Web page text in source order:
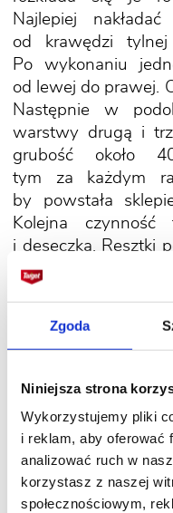
Zgoda
Niniejsza strona
Wykorzystujemy pliki
i reklam, aby oferować
analizować ruch w
korzystasz z naszej
społecznościowym,
Najlepiej
od krawędzi
Po wykonaniu
od lewej do prawej.
Następnie w
warstwy drugą i
grubość około
tym za każdym
by powstała
Kolejna czynność
i deseczką. Resztki
nakładania na
Do pieczarek już
cm i szerokości
Od razu po
zaszczepić grzybni
aż ustabilizuje